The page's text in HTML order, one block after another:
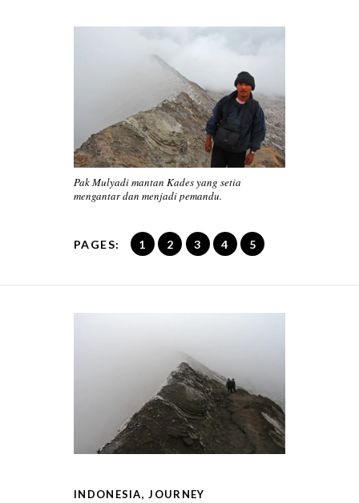
Pak Mulyadi mantan Kades yang setia
mengantar dan menjadi pemandu.
PAGES: 1 2 3 4 5
INDONESIA,JOURNEY